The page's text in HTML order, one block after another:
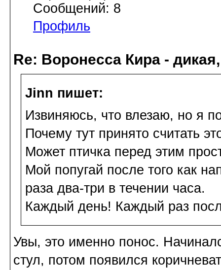
Сообщений: 8
Профиль
Re: Воронесса Кира -
Jinn пишет:
Извиняюсь, что влезаю, но я
Почему тут принято считать
Может птичка перед этим
Мой попугай после того как
раза два-три в течении часа.
Каждый день! Каждый раз
Увы, это именно понос.
стул, потом появился